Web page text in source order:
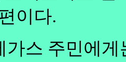
이다.
가스 주민에